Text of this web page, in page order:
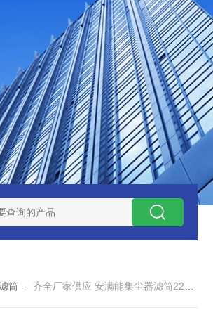
电焊车间 六耳快拆除尘滤筒 环保排放达
筒 -齐全厂家供应 安满能集尘器滤筒220X750